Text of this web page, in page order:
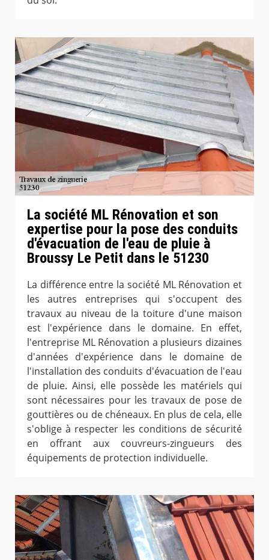
La société ML Rénovation et son
expertise pour la pose des conduits
d'évacuation de l'eau de pluie à
Broussy Le Petit dans le 51230
La différence entre la société ML Rénovation et
les autres entreprises qui s'occupent des
travaux au niveau de la toiture d'une maison
est l'expérience dans le domaine. En effet,
l'entreprise ML Rénovation a plusieurs dizaines
d'années d'expérience dans le domaine de
l'installation des conduits d'évacuation de l'eau
de pluie. Ainsi, elle possède les matériels qui
sont nécessaires pour les travaux de pose de
gouttières ou de chéneaux. En plus de cela, elle
s'oblige à respecter les conditions de sécurité
en offrant aux couvreurs-zingueurs des
équipements de protection individuelle.